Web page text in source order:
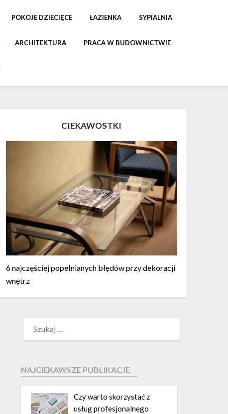
POKOJE DZIECIĘCE ŁAZIENKA SYPIALNIA
ARCHITEKTURA PRACA W BUDOWNICTWIE
CIEKAWOSTKI
6 najczęściej popełnianych błędów przy dekoracji
wnętrz
NAJCIEKAWSZE PUBLIKACJE
Czy warto skorzystać z
usług profesjonalnego